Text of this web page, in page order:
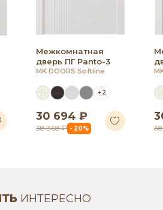
Межкомнатная
дверь ПГ Panto-3
MK DOORS Softline
+2
30 694 ₽
38 368 ₽ - 20%
ИНТЕРЕСНО